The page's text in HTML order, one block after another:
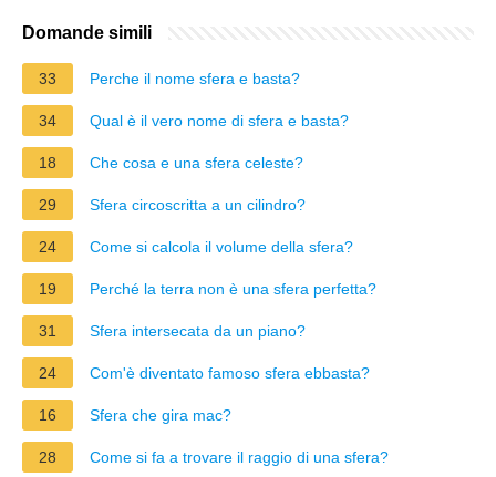
Domande simili
33 Perche il nome sfera e basta?
34 Qual è il vero nome di sfera e basta?
18 Che cosa e una sfera celeste?
29 Sfera circoscritta a un cilindro?
24 Come si calcola il volume della sfera?
19 Perché la terra non è una sfera perfetta?
31 Sfera intersecata da un piano?
24 Com'è diventato famoso sfera ebbasta?
16 Sfera che gira mac?
28 Come si fa a trovare il raggio di una sfera?